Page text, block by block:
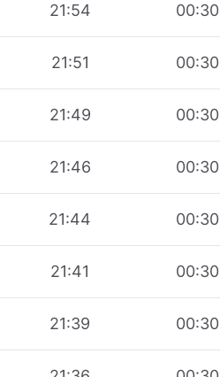
21:54 00:30
21:51 00:30
21:49 00:30
21:46 00:30
21:44 00:30
21:41 00:30
21:39 00:30